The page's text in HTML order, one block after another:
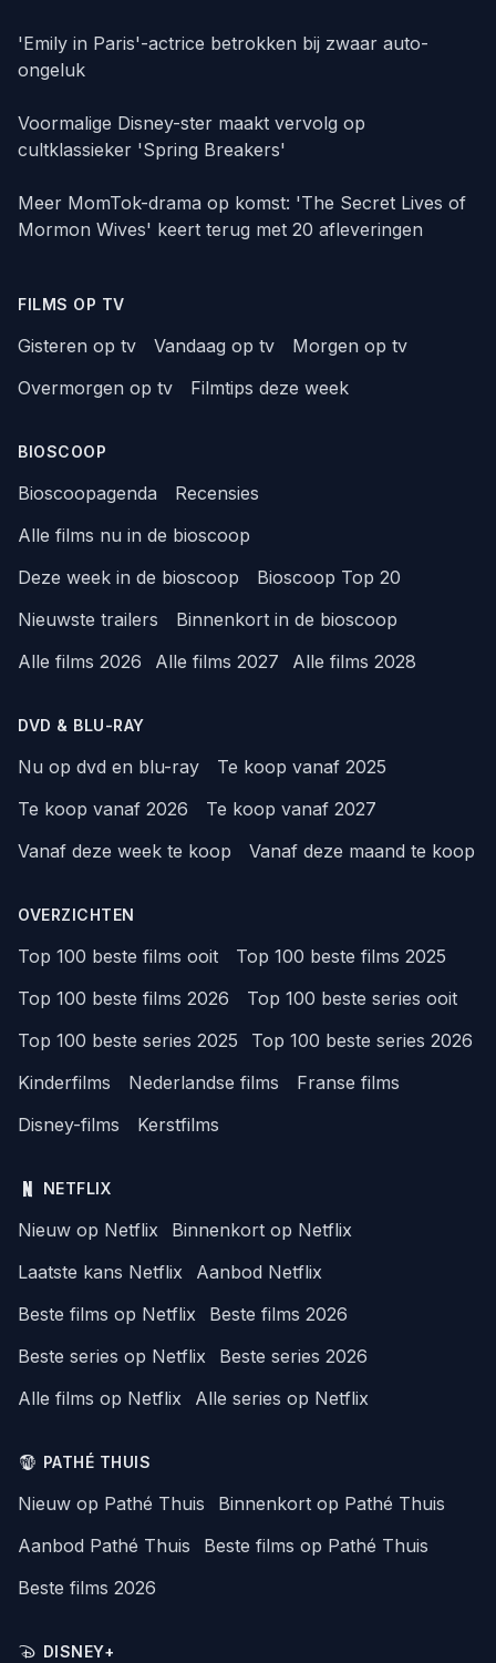
'Emily in Paris'-actrice betrokken bij zwaar auto-
ongeluk
Voormalige Disney-ster maakt vervolg op
cultklassieker 'Spring Breakers'
Meer MomTok-drama op komst: 'The Secret Lives of
Mormon Wives' keert terug met 20 afleveringen
FILMS OP TV
Gisteren op tv Vandaag op tv
Morgen op tv
Overmorgen op tv
Filmtips deze week
BIOSCOOP
Bioscoopagenda
Recensies
Alle films nu in de bioscoop
Deze week in de bioscoop
Bioscoop Top 20
Nieuwste trailers
Binnenkort in de bioscoop
Alle films 2026
Alle films 2027 Alle films 2028
DVD & BLU-RAY
Nu op dvd en blu-ray
Te koop vanaf 2025
Te koop vanaf 2026
Te koop vanaf 2027
Vanaf deze week te koop
Vanaf deze maand te koop
OVERZICHTEN
Top 100 beste films ooit
Top 100 beste films 2025
Top 100 beste films 2026
Top 100 beste series ooit
Top 100 beste series 2025
Top 100 beste series 2026
Kinderfilms
Nederlandse films
Franse films
Disney-films
Kerstfilms
NETFLIX
Nieuw op Netflix
Binnenkort op Netflix
Laatste kans Netflix
Aanbod Netflix
Beste films op Netflix
Beste films 2026
Beste series op Netflix
Beste series 2026
Alle films op Netflix
Alle series op Netflix
PATHÉ THUIS
Nieuw op Pathé Thuis
Binnenkort op Pathé Thuis
Aanbod Pathé Thuis
Beste films op Pathé Thuis
Beste films 2026
DISNEY+